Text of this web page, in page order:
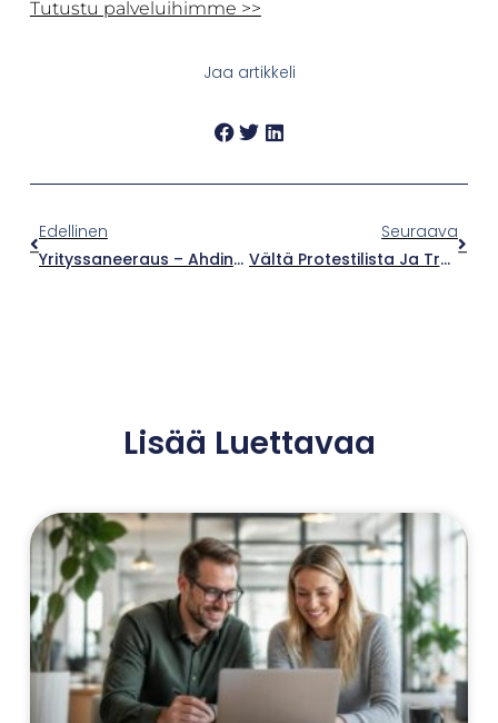
Tutustu palveluihimme >>
Jaa artikkeli
Edellinen
Yrityssaneeraus – Ahdingosta Takaisin Kilpailukykyiseksi
Seuraava
Vältä Protestilista Ja Tratta – Kuinka Huolehtia Yrityksen Maksukyvystä?
Lisää Luettavaa